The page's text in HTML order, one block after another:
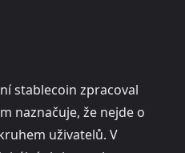
stablecoin zpracoval
naznačuje, že nejde o
uživatelů. V